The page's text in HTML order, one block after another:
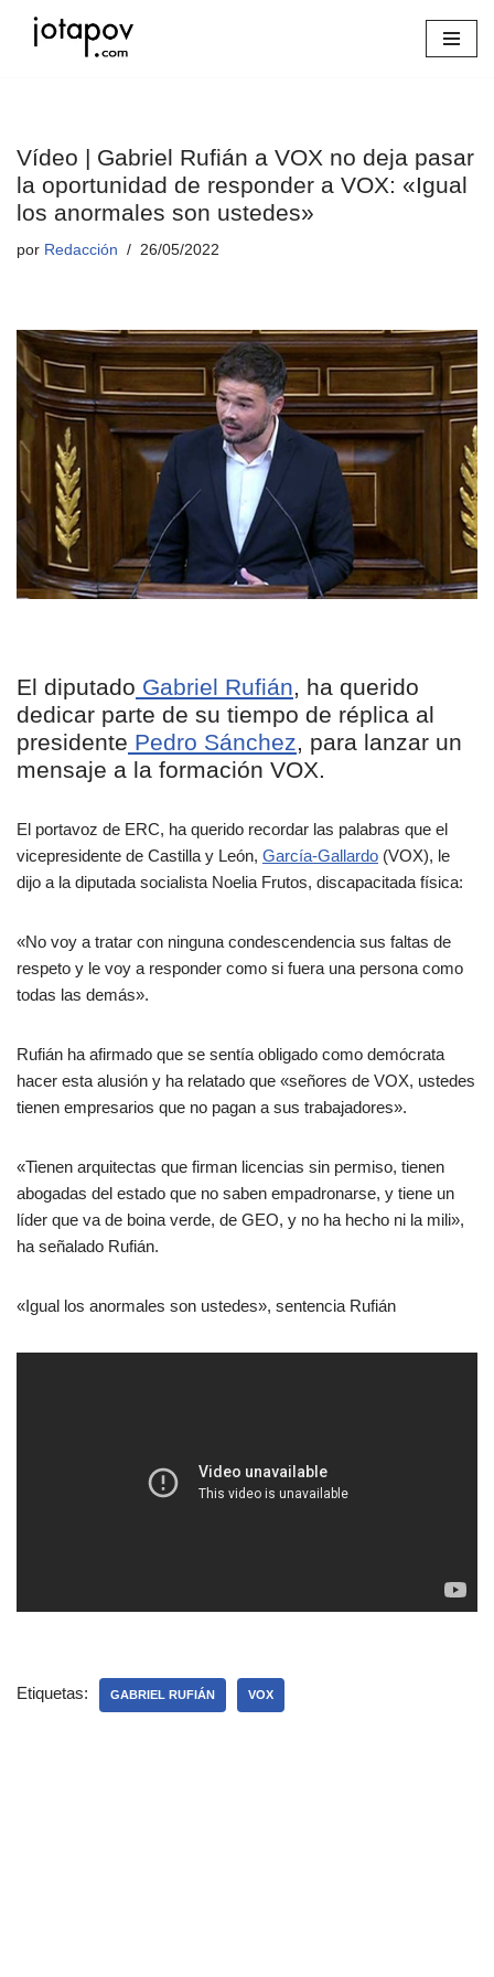
Vídeo | Gabriel Rufián a VOX no deja pasar
la oportunidad de responder a VOX: «Igual
los anormales son ustedes»
por Redacción 26/05/2022
El diputado Gabriel Rufián, ha querido
dedicar parte de su tiempo de réplica al
presidente Pedro Sánchez, para lanzar un
mensaje a la formación VOX.
El portavoz de ERC, ha querido recordar las palabras que el
vicepresidente de Castilla y León, García-Gallardo (VOX), le
dijo a la diputada socialista Noelia Frutos, discapacitada física:
«No voy a tratar con ninguna condescendencia sus faltas de
respeto y le voy a responder como si fuera una persona como
todas las demás».
Rufián ha afirmado que se sentía obligado como demócrata
hacer esta alusión y ha relatado que «señores de VOX, ustedes
tienen empresarios que no pagan a sus trabajadores».
«Tienen arquitectas que firman licencias sin permiso, tienen
abogadas del estado que no saben empadronarse, y tiene un
líder que va de boina verde, de GEO, y no ha hecho ni la mili»,
ha señalado Rufián.
«Igual los anormales son ustedes», sentencia Rufián
Etiquetas: GABRIEL RUFIÁN VOX